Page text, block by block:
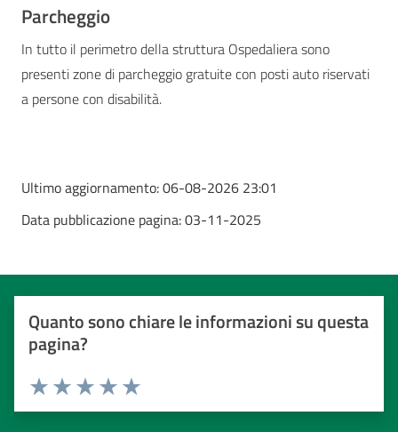
Parcheggio
In tutto il perimetro della struttura Ospedaliera sono
presenti zone di parcheggio gratuite con posti auto riservati
a persone con disabilità.
Ultimo aggiornamento:06-08-2026 23:01
Data pubblicazione pagina:03-11-2025
Quanto sono chiare le informazioni su questa
pagina?
Valuta da 1 a 5 stelle
Valuta 5 stelle su 5
Valuta 4 stelle su 5
Valuta 3 stelle su 5
Valuta 2 stelle su 5
Valuta 1 stelle su 5